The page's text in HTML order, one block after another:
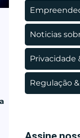
Noticias
Privacidade
Regulação